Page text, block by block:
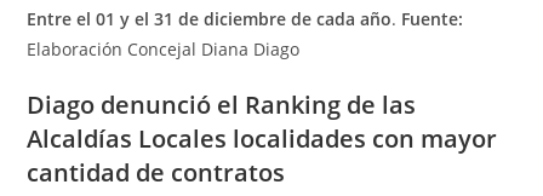
Entre el 01 y el 31 de diciembre de cada año. Fuente:
Elaboración Concejal Diana Diago
Diago denunció el Ranking de las
Alcaldías Locales localidades con mayor
cantidad de contratos